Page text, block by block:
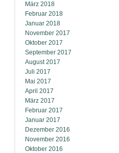
März 2018
Februar 2018
Januar 2018
November 2017
Oktober 2017
September 2017
August 2017
Juli 2017
Mai 2017
April 2017
März 2017
Februar 2017
Januar 2017
Dezember 2016
November 2016
Oktober 2016